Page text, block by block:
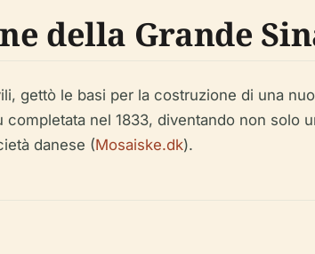
della Grande
gettò le basi per la costruzione di una
nel 1833, diventando non solo
danese (Mosaiske.dk).